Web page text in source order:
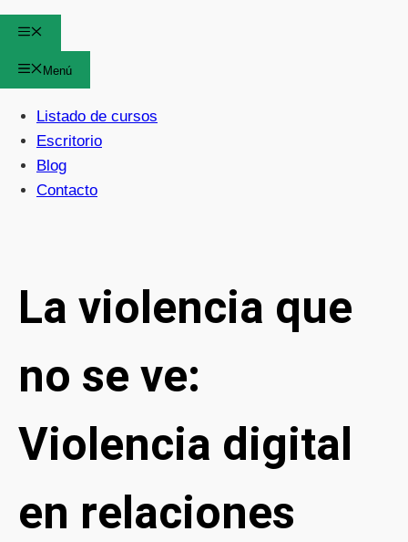
Menú
Listado de cursos
Escritorio
Blog
Contacto
La violencia que
no se ve:
Violencia digital
en relaciones